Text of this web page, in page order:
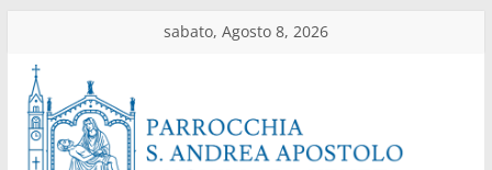
contenuto
sabato, Agosto 8, 2026